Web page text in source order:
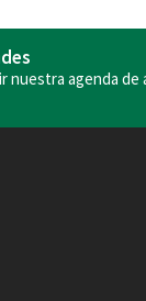
nuestra agenda de